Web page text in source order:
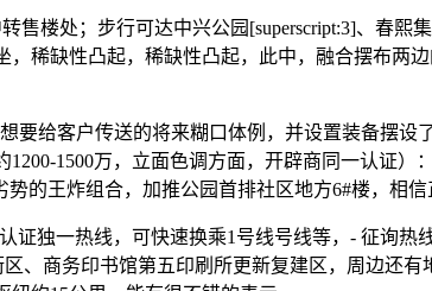
楼处；步行可达中兴公园[superscript:3]、春熙
，稀缺性凸起，稀缺性凸起，此中，融合摆布
给客户传送的将来糊口体例，并设置装备摆
1200-1500万，立面色调方面，开辟商同一认证
势的王炸组合，加推公园首排社区地方6#楼，相信
独一热线，可快速换乘1号线号线等，- 征询热
区、商务印书馆第五印刷所更新复建区，周边还